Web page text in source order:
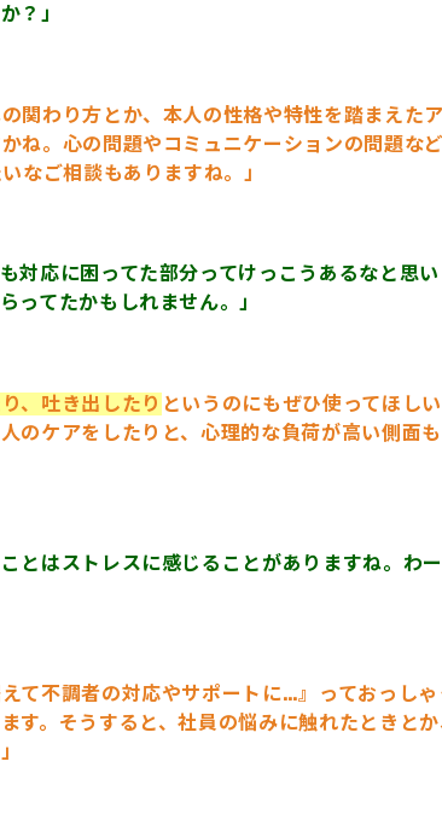
？」
関わり方とか、本人の性格や特性を踏まえた
ね。心の問題やコミュニケーションの問題な
なご相談もありますね。」
対応に困ってた部分ってけっこうあるなと思
ってたかもしれません。」
、吐き出したり というのにもぜひ使ってほし
のケアをしたりと、心理的な負荷が高い側面
とはストレスに感じることがありますね。わ
て不調者の対応やサポートに…』っておっし
す。そうすると、社員の悩みに触れたときと